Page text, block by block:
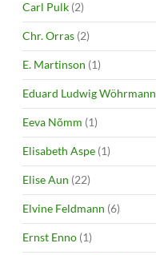
Carl Pulk (2)
Chr. Orras (2)
E. Martinson (1)
Eduard Ludwig Wöhrmann
Eeva Nõmm (1)
Elisabeth Aspe (1)
Elise Aun (22)
Elvine Feldmann (6)
Ernst Enno (1)